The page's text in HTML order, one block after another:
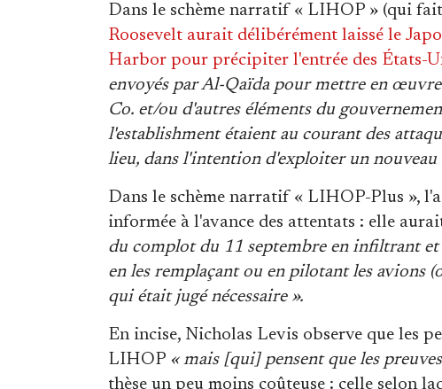
Dans le schème narratif « LIHOP » (qui
Roosevelt aurait délibérément laissé le
Harbor pour précipiter l'entrée des États-
envoyés par Al-Qaïda pour mettre en
Co. et/ou d'autres éléments du
l'establishment étaient au courant des
lieu, dans l'intention d'exploiter un nouveau
Dans le schème narratif « LIHOP-Plus »,
informée à l'avance des attentats : elle
du complot du 11 septembre en infiltrant et
en les remplaçant ou en pilotant les avions
qui était jugé nécessaire ».
En incise, Nicholas Levis observe que les
LIHOP « mais [qui] pensent que les
thèse un peu moins coûteuse : celle selon